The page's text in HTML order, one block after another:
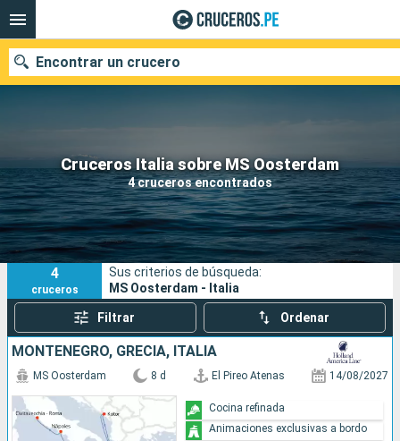
Cruceros Italia sobre MS Oosterdam
4 cruceros encontrados
Encontrar un crucero
Nuestros destinos
Fecha de salida
Puertos Compañías
Buscar
4
cruceros
Sus criterios de búsqueda:
MS Oosterdam - Italia
Filtrar Ordenar
MONTENEGRO, GRECIA, ITALIA
MS Oosterdam 8 d El Pireo Atenas 14/08/2027
Cocina refinada
Animaciones exclusivas a bordo